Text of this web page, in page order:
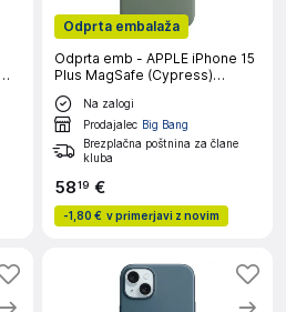
Odprta embalaža
Odprta emb - APPLE iPhone 15
Plus MagSafe (Cypress)
silikonski ovitek
Na zalogi
Prodajalec Big Bang
Brezplačna poštnina za člane
kluba
5819 €
-1,80 € v primerjavi z novim